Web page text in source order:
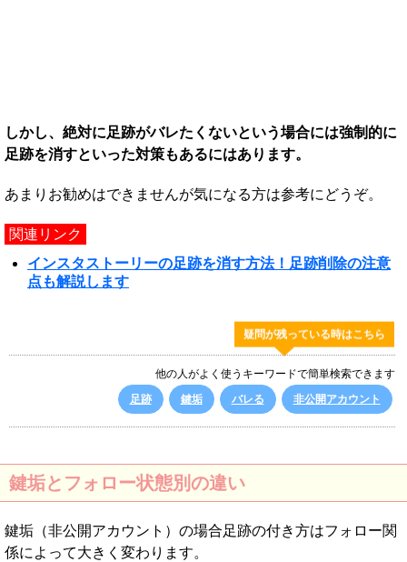
しかし、絶対に足跡がバレたくないという場合には強制的に
足跡を消すといった対策もあるにはあります。
あまりお勧めはできませんが気になる方は参考にどうぞ。
関連リンク
インスタストーリーの足跡を消す方法！足跡削除の注意
点も解説します
疑問が残っている時はこちら
他の人がよく使うキーワードで簡単検索できます
足跡
鍵垢 バレる 非公開アカウント
鍵垢とフォロー状態別の違い
鍵垢（非公開アカウント）の場合足跡の付き方はフォロー関
係によって大きく変わります。